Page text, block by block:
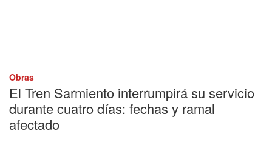
Obras
El Tren Sarmiento interrumpirá su servicio
durante cuatro días: fechas y ramal
afectado